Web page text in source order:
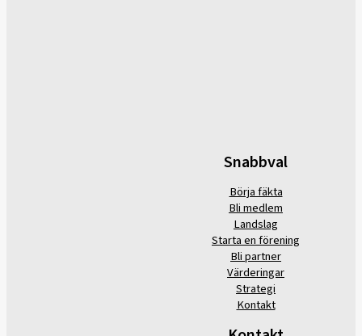
Snabbval
Börja fäkta
Bli medlem
Landslag
Starta en förening
Bli partner
Värderingar
Strategi
Kontakt